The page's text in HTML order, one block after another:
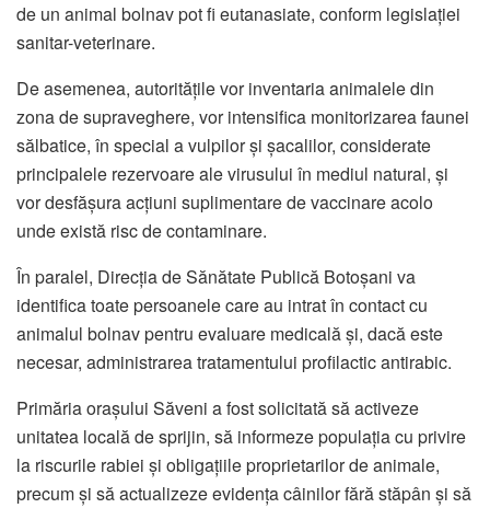
de un animal bolnav pot fi eutanasiate, conform legislației
sanitar-veterinare.
De asemenea, autoritățile vor inventaria animalele din
zona de supraveghere, vor intensifica monitorizarea faunei
sălbatice, în special a vulpilor și șacalilor, considerate
principalele rezervoare ale virusului în mediul natural, și
vor desfășura acțiuni suplimentare de vaccinare acolo
unde există risc de contaminare.
În paralel, Direcția de Sănătate Publică Botoșani va
identifica toate persoanele care au intrat în contact cu
animalul bolnav pentru evaluare medicală și, dacă este
necesar, administrarea tratamentului profilactic antirabic.
Primăria orașului Săveni a fost solicitată să activeze
unitatea locală de sprijin, să informeze populația cu privire
la riscurile rabiei și obligațiile proprietarilor de animale,
precum și să actualizeze evidența câinilor fără stăpân și să